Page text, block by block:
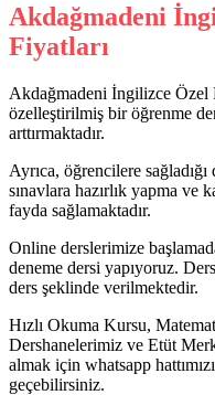
Akdağmadeni
Fiyatları
Akdağmadeni İngilizce
özelleştirilmiş bir öğrenme
arttırmaktadır.
Ayrıca, öğrencilere
sınavlara hazırlık yapma ve
fayda sağlamaktadır.
Online derslerimize
deneme dersi yapıyoruz.
ders şeklinde verilmektedir.
Hızlı Okuma Kursu,
Dershanelerimiz ve Etüt
almak için whatsapp
geçebilirsiniz.